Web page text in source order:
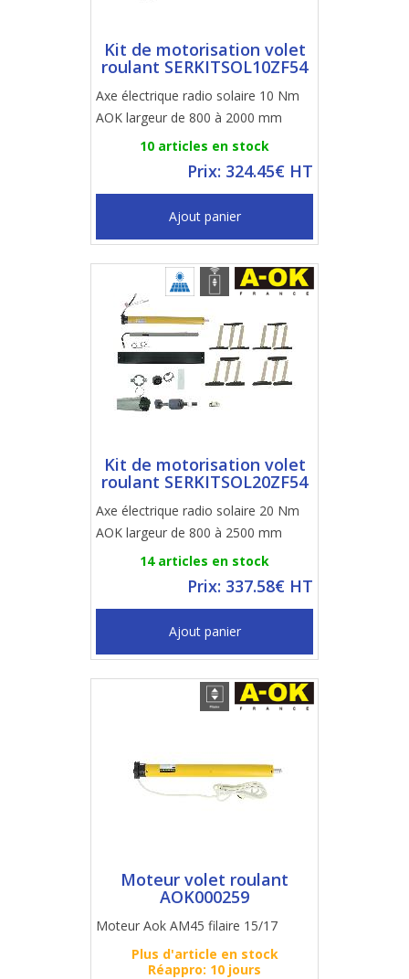
Kit de motorisation volet
roulant SERKITSOL10ZF54
Axe électrique radio solaire 10 Nm
AOK largeur de 800 à 2000 mm
10 articles en stock
Prix: 324.45€ HT
Ajout panier
Kit de motorisation volet
roulant SERKITSOL20ZF54
Axe électrique radio solaire 20 Nm
AOK largeur de 800 à 2500 mm
14 articles en stock
Prix: 337.58€ HT
Ajout panier
Moteur volet roulant
AOK000259
Moteur Aok AM45 filaire 15/17
Plus d'article en stock
Réappro: 10 jours